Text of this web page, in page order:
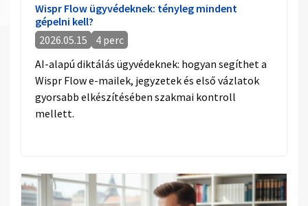
Wispr Flow ügyvédeknek: tényleg mindent
gépelni kell?
2026.05.15
4 perc
AI-alapú diktálás ügyvédeknek: hogyan segíthet a
Wispr Flow e-mailek, jegyzetek és első vázlatok
gyorsabb elkészítésében szakmai kontroll
mellett.